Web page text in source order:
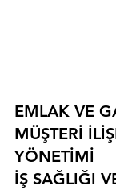
EMLAK VE
MÜŞTERİ
YÖNETİMİ
İŞ SAĞLIĞI